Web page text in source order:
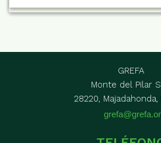
GREFA
Monte del Pilar
28220, Majadahonda,